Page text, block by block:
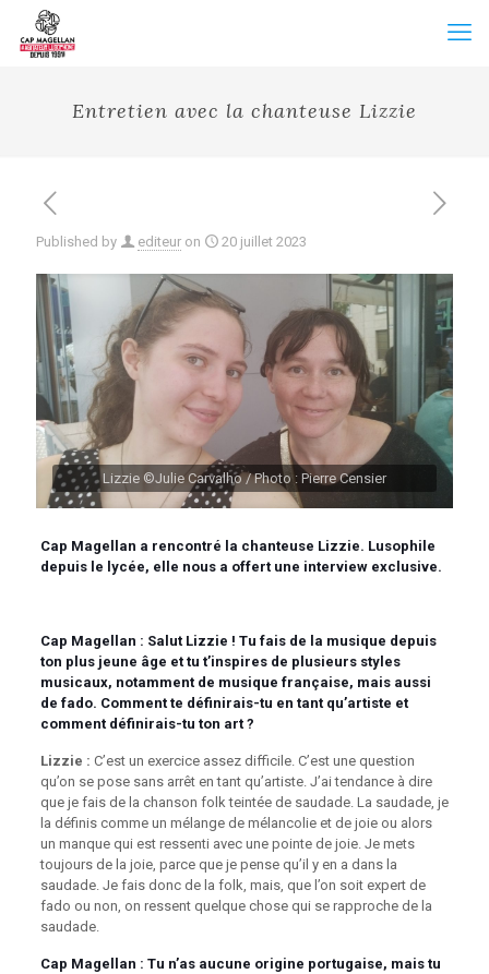
Entretien avec la chanteuse Lizzie
Published by editeur on 20 juillet 2023
Lizzie ©Julie Carvalho / Photo : Pierre Censier
Cap Magellan a rencontré la chanteuse Lizzie. Lusophile
depuis le lycée, elle nous a offert une interview exclusive.
Cap Magellan : Salut Lizzie ! Tu fais de la musique depuis
ton plus jeune âge et tu t’inspires de plusieurs styles
musicaux, notamment de musique française, mais aussi
de fado. Comment te définirais-tu en tant qu’artiste et
comment définirais-tu ton art ?
Lizzie : C’est un exercice assez difficile. C’est une question
qu’on se pose sans arrêt en tant qu’artiste. J’ai tendance à dire
que je fais de la chanson folk teintée de saudade. La saudade, je
la définis comme un mélange de mélancolie et de joie ou alors
un manque qui est ressenti avec une pointe de joie. Je mets
toujours de la joie, parce que je pense qu’il y en a dans la
saudade. Je fais donc de la folk, mais, que l’on soit expert de
fado ou non, on ressent quelque chose qui se rapproche de la
saudade.
Cap Magellan : Tu n’as aucune origine portugaise, mais tu